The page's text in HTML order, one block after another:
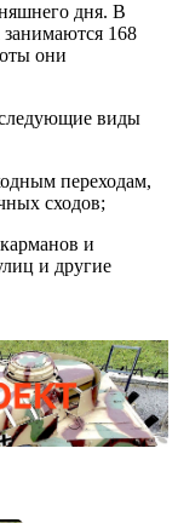
дня. В
занимаются 168
они
виды
переходам,
сходов;
и
и другие